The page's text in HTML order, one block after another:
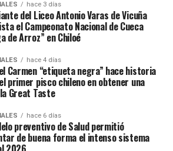
hace 3 días
del Liceo Antonio Varas de Vicuña
el Campeonato Nacional de Cueca
de Arroz” en Chiloé
hace 4 días
Carmen “etiqueta negra” hace historia
primer pisco chileno en obtener una
Great Taste
hace 6 días
preventivo de Salud permitió
de buena forma el intenso sistema